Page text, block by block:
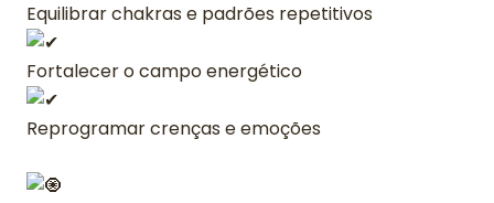
Equilibrar chakras e padrões repetitivos
Fortalecer o campo energético
Reprogramar crenças e emoções